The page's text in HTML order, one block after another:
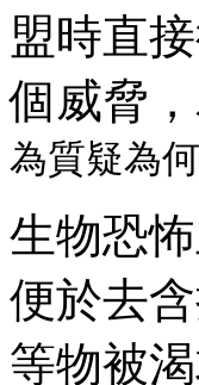
盟時直
個威脅
為質疑為
生物恐
便於去
等物被